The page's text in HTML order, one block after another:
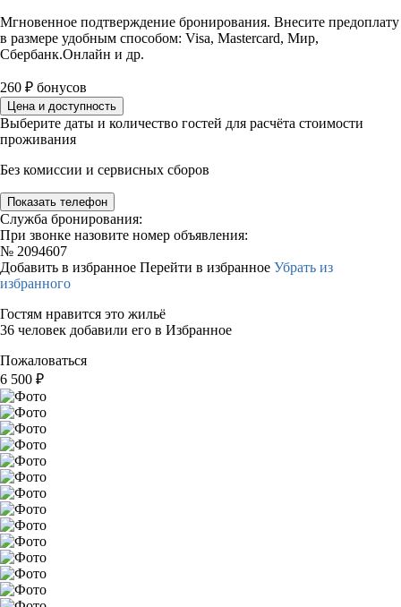
Мгновенное подтверждение бронирования. Внесите предоплату
в размере удобным способом: Visa, Mastercard, Мир,
Сбербанк.Онлайн и др.
260 ₽ бонусов
Цена и доступность
Выберите даты и количество гостей для расчёта стоимости
проживания
Без комиссии и сервисных сборов
Показать телефон
Служба бронирования:
При звонке назовите номер объявления:
№ 2094607
Добавить в избранное Перейти в избранное Убрать из
избранного
Гостям нравится это жильё
36 человек добавили его в Избранное
Пожаловаться
6 500 ₽